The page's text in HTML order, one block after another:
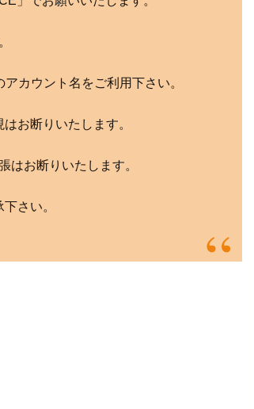
カウント名をご利用下さい。
お断りいたします。
はお断りいたします。
さい。